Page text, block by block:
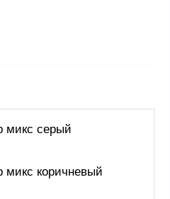
микс серый
микс коричневый